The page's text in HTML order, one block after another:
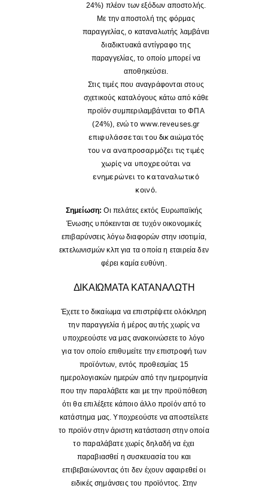
24%) πλέον των εξόδων αποστολής.
Με την αποστολή της φόρμας
παραγγελίας, ο καταναλωτής λαμβάνει
διαδικτυακά αντίγραφο της
παραγγελίας, το οποίο μπορεί να
αποθηκεύσει.
Στις τιμές που αναγράφονται στους
σχετικούς καταλόγους κάτω από κάθε
προϊόν συμπεριλαμβάνεται το ΦΠΑ
(24%), ενώ το www.reveuses.gr
επιφυλάσσεται του δικαιώματός
του να αναπροσαρμόζει τις τιμές
χωρίς να υποχρεούται να
ενημερώνει το καταναλωτικό
κοινό.
Σημείωση:Οι πελάτες εκτός Ευρωπαϊκής
Ένωσης υπόκεινται σε τυχόν οικονομικές
επιβαρύνσεις λόγω διαφορών στην ισοτιμία,
εκτελωνισμών κλπ για τα οποία η εταιρεία δεν
φέρει καμία ευθύνη.
ΔΙΚΑΙΩΜΑΤΑ ΚΑΤΑΝΑΛΩΤΗ
Έχετε το δικαίωμα να επιστρέψετε ολόκληρη
την παραγγελία ή μέρος αυτής χωρίς να
υποχρεούστε να μας ανακοινώσετε το λόγο
για τον οποίο επιθυμείτε την επιστροφή των
προϊόντων, εντός προθεσμίας 15
ημερολογιακών ημερών από την ημερομηνία
που την παραλάβετε και με την προϋπόθεση
ότι θα επιλέξετε κάποιο άλλο προϊόν από το
κατάστημα μας. Υποχρεούστε να αποστείλετε
το προϊόν στην άριστη κατάσταση στην οποία
το παραλάβατε χωρίς δηλαδή να έχει
παραβιασθεί η συσκευασία του και
επιβεβαιώνοντας ότι δεν έχουν αφαιρεθεί οι
ειδικές σημάνσεις του προϊόντος. Στην